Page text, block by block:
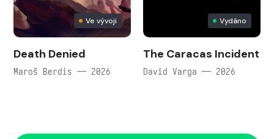
Ve vývoji
Death Denied
Maroš Berdis — 2026
Vydáno
The Caracas Incident
David Varga — 2026